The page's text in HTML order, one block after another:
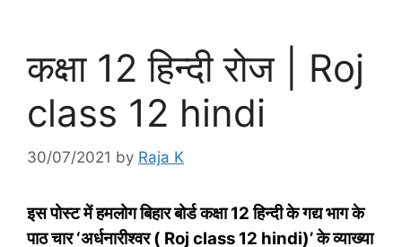
कक्षा 12 हिन्‍दी रोज | Roj
class 12 hindi
30/07/2021 by Raja K
इस पोस्‍ट में हमलोग बिहार बोर्ड कक्षा 12 हिन्‍दी के गद्य भाग के
पाठ चार ‘अर्धनारीश्‍वर ( Roj class 12 hindi)’ के व्‍याख्‍या